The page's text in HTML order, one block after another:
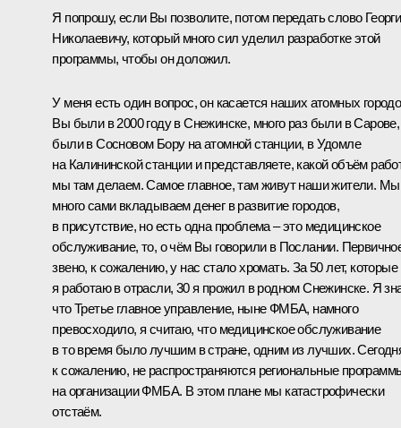
Я попрошу, если Вы позволите, потом передать слово
Николаевичу, который много сил уделил разработке этой
программы, чтобы он доложил.
У меня есть один вопрос, он касается наших атомных
Вы были в 2000 году в Снежинске, много раз были в Сарове,
были в Сосновом Бору на атомной станции, в Удомле
на Калининской станции и представляете, какой объём
мы там делаем. Самое главное, там живут наши жители. Мы
много сами вкладываем денег в развитие городов,
в присутствие, но есть одна проблема – это медицинское
обслуживание, то, о чём Вы говорили в Послании.
звено, к сожалению, у нас стало хромать. За 50 лет, которые
я работаю в отрасли, 30 я прожил в родном Снежинске. Я
что Третье главное управление, ныне ФМБА, намного
превосходило, я считаю, что медицинское обслуживание
в то время было лучшим в стране, одним из лучших.
к сожалению, не распространяются региональные
на организации ФМБА. В этом плане мы катастрофически
отстаём.